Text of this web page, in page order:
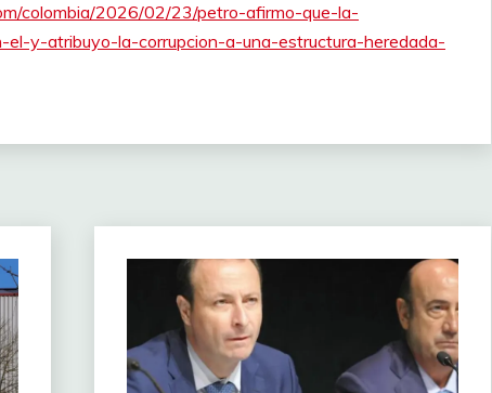
colombia/2026/02/23/petro-afirmo-que-la-
y-atribuyo-la-corrupcion-a-una-estructura-heredada-